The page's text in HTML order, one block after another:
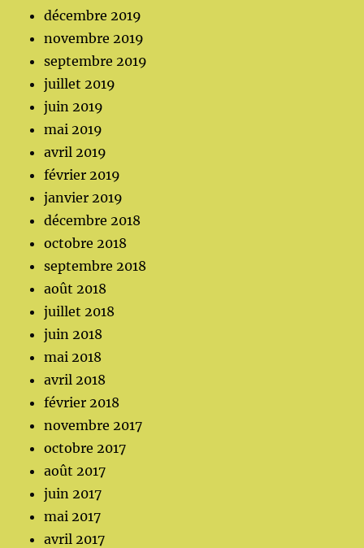
décembre 2019
novembre 2019
septembre 2019
juillet 2019
juin 2019
mai 2019
avril 2019
février 2019
janvier 2019
décembre 2018
octobre 2018
septembre 2018
août 2018
juillet 2018
juin 2018
mai 2018
avril 2018
février 2018
novembre 2017
octobre 2017
août 2017
juin 2017
mai 2017
avril 2017